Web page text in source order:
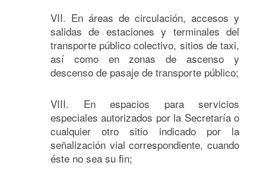
VII. En áreas de circulación, accesos y
salidas de estaciones y terminales del
transporte público colectivo, sitios de taxi,
así como en zonas de ascenso y
descenso de pasaje de transporte público;
VIII. En espacios para servicios
especiales autorizados por la Secretaría o
cualquier otro sitio indicado por la
señalización vial correspondiente, cuando
éste no sea su fin;